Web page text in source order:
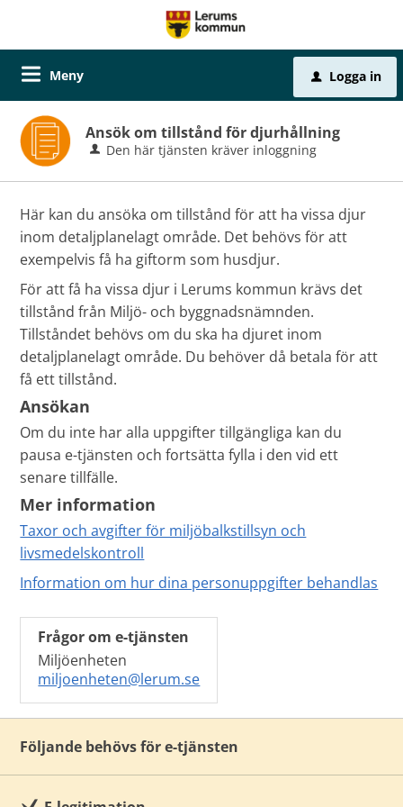
Meny u Logga in
Ansök om tillstånd för djurhållning
Den här tjänsten kräver inloggning
Här kan du ansöka om tillstånd för att ha vissa djur
inom detaljplanelagt område. Det behövs för att
exempelvis få ha giftorm som husdjur.
För att få ha vissa djur i Lerums kommun krävs det
tillstånd från Miljö- och byggnadsnämnden.
Tillståndet behövs om du ska ha djuret inom
detaljplanelagt område. Du behöver då betala för att
få ett tillstånd.
Ansökan
Om du inte har alla uppgifter tillgängliga kan du
pausa e-tjänsten och fortsätta fylla i den vid ett
senare tillfälle.
Mer information
Taxor och avgifter för miljöbalkstillsyn och
livsmedelskontroll
Information om hur dina personuppgifter behandlas
Frågor om e-tjänsten
Miljöenheten
miljoenheten@lerum.se
Följande behövs för e-tjänsten